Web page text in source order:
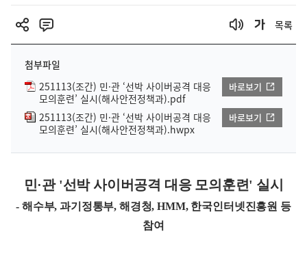
목록
첨부파일
251113(조간) 민·관 ‘선박 사이버공격 대응
모의훈련’ 실시(해사안전정책과).pdf
바로보기
251113(조간) 민·관 ‘선박 사이버공격 대응
모의훈련’ 실시(해사안전정책과).hwpx
바로보기
민·관 '선박 사이버공격 대응 모의훈련' 실시
- 해수부, 과기정통부, 해경청, HMM, 한국인터넷진흥원 등
참여